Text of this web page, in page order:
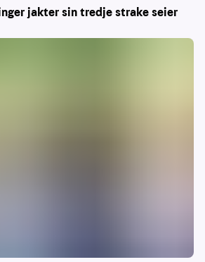
jakter sin tredje strake seier